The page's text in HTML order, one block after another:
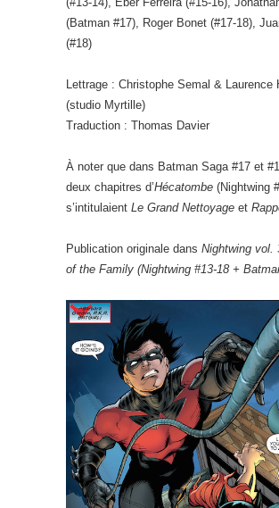
(Batman #17), Roger Bonet (#17-18),
(#18)
Lettrage : Christophe Semal & Laurence
(studio Myrtille)
Traduction : Thomas Davier
À noter que dans Batman Saga #17 et
deux chapitres d’Hécatombe (Nightwing
s’intitulaient Le Grand Nettoyage et
Publication originale dans Nightwing vol.
of the Family (Nightwing #13-18 +